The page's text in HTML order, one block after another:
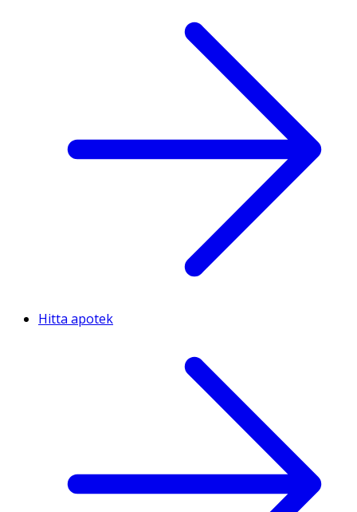
Hitta apotek